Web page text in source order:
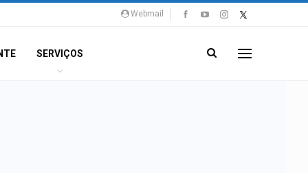
Webmail
SERVIÇOS